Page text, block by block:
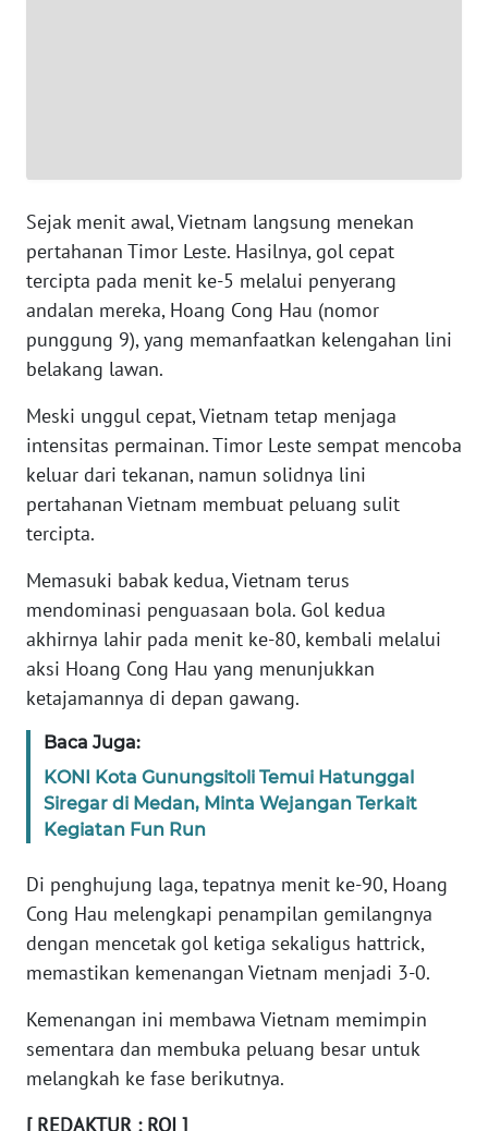
Sejak menit awal, Vietnam langsung menekan
pertahanan Timor Leste. Hasilnya, gol cepat
tercipta pada menit ke-5 melalui penyerang
andalan mereka, Hoang Cong Hau (nomor
punggung 9), yang memanfaatkan kelengahan lini
belakang lawan.
Meski unggul cepat, Vietnam tetap menjaga
intensitas permainan. Timor Leste sempat mencoba
keluar dari tekanan, namun solidnya lini
pertahanan Vietnam membuat peluang sulit
tercipta.
Memasuki babak kedua, Vietnam terus
mendominasi penguasaan bola. Gol kedua
akhirnya lahir pada menit ke-80, kembali melalui
aksi Hoang Cong Hau yang menunjukkan
ketajamannya di depan gawang.
Baca Juga:
KONI Kota Gunungsitoli Temui Hatunggal
Siregar di Medan, Minta Wejangan Terkait
Kegiatan Fun Run
Di penghujung laga, tepatnya menit ke-90, Hoang
Cong Hau melengkapi penampilan gemilangnya
dengan mencetak gol ketiga sekaligus hattrick,
memastikan kemenangan Vietnam menjadi 3-0.
Kemenangan ini membawa Vietnam memimpin
sementara dan membuka peluang besar untuk
melangkah ke fase berikutnya.
[ REDAKTUR : ROI ]
SERAMBI
JAMBI
WN
SULTRA
NTB
WN
SULTENG
SULBAR
WN
BABEL
SUMBAR
WN
SUMSEL
WN
BENGKULU
LAMPUNG
WN
WN